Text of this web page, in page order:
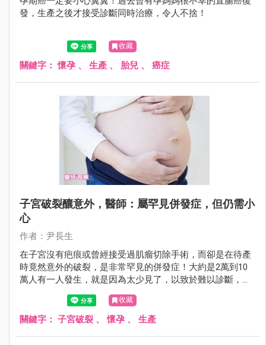
發，生產之後才接受診斷同時治療，令人不捨！
收藏
關鍵字：懷孕 、 生產 、 胎兒 、 癌症
子宮破裂釀意外，醫師：屬罕見併發症，但仍需小
心
作者：尹長生
在子宮沒有疤痕或曾經接受過肌瘤切除手術，而卻是在待產
時竟然意外的破裂，是非常罕見的併發症！大約是2萬到10
萬人有一人發生，就是因為太少見了，以致於難以診斷，更
難以被病家接受。
收藏
關鍵字： 子宮破裂 、懷孕 、 生產